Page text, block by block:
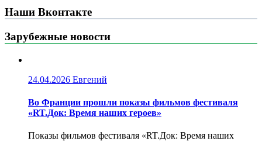
Наши Вконтакте
Зарубежные новости
24.04.2026 Евгений
Во Франции прошли показы фильмов фестиваля
«RT.Док: Время наших героев»
Показы фильмов фестиваля «RT.Док: Время наших